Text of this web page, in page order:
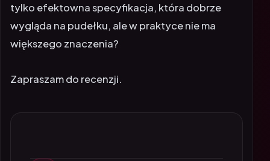
tylko efektowna specyfikacja, która dobrze
wygląda na pudełku, ale w praktyce nie ma
większego znaczenia?
Zapraszam do recenzji.